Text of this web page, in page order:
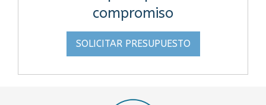
compromiso
SOLICITAR PRESUPUESTO